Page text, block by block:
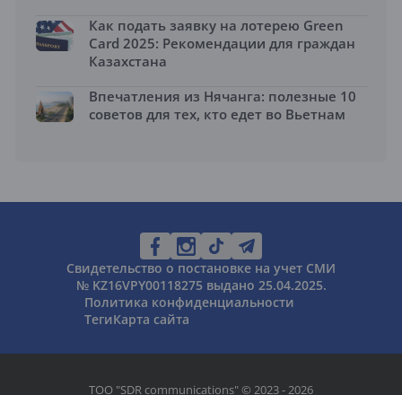
Как подать заявку на лотерею Green
Card 2025: Рекомендации для граждан
Казахстана
Впечатления из Нячанга: полезные 10
советов для тех, кто едет во Вьетнам
Свидетельство о постановке на учет СМИ
№ KZ16VPY00118275 выдано 25.04.2025.
Политика конфиденциальности
ТегиКарта сайта
ТОО "SDR communications" © 2023 - 2026